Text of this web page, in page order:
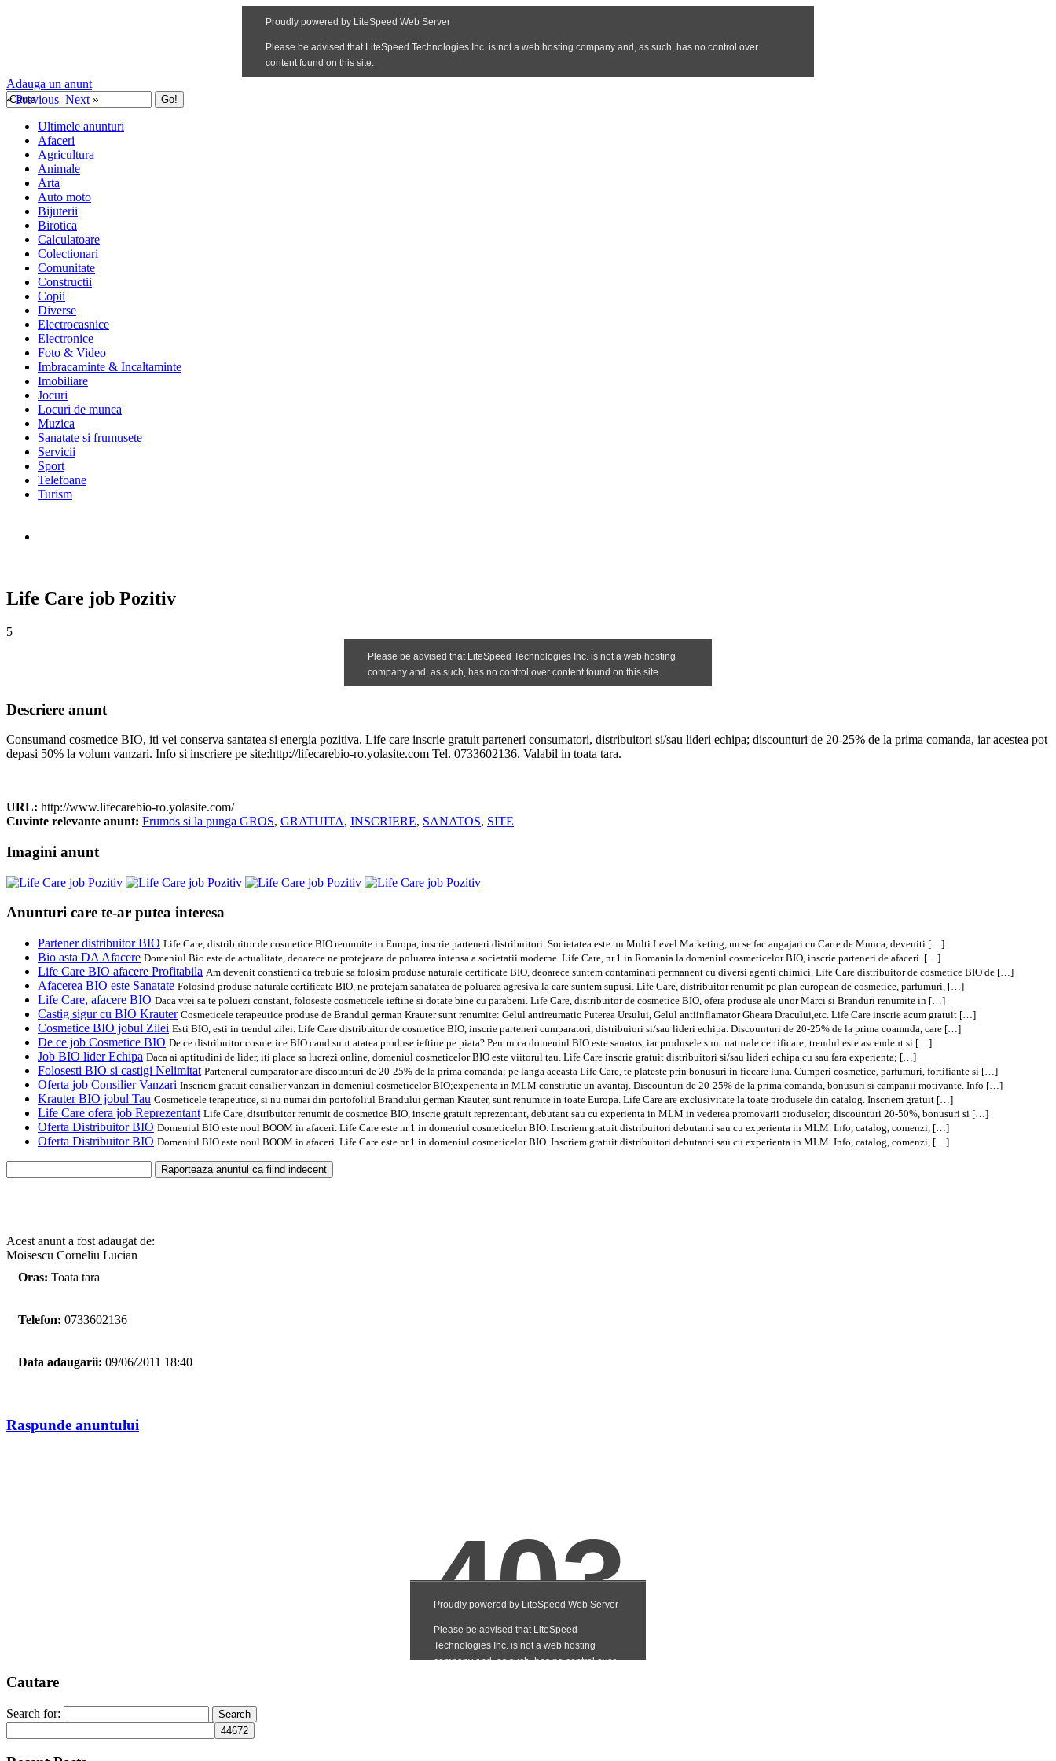
Adauga un anunt
«Previous Next »
Ultimele anunturi
Afaceri
Agricultura
Animale
Arta
Auto moto
Bijuterii
Birotica
Calculatoare
Colectionari
Comunitate
Constructii
Copii
Diverse
Electrocasnice
Electronice
Foto & Video
Imbracaminte & Incaltaminte
Imobiliare
Jocuri
Locuri de munca
Muzica
Sanatate si frumusete
Servicii
Sport
Telefoane
Turism
Life Care job Pozitiv
5
Descriere anunt
Consumand cosmetice BIO, iti vei conserva santatea si energia pozitiva. Life care inscrie gratuit parteneri consumatori, distribuitori si/sau lideri echipa; discounturi de 20-25% de la prima comanda, iar acestea pot
depasi 50% la volum vanzari. Info si inscriere pe site:http://lifecarebio-ro.yolasite.com Tel. 0733602136. Valabil in toata tara.
URL: http://www.lifecarebio-ro.yolasite.com/
Cuvinte relevante anunt: Frumos si la punga GROS, GRATUITA, INSCRIERE, SANATOS, SITE
Imagini anunt
Anunturi care te-ar putea interesa
Partener distribuitor BIO Life Care, distribuitor de cosmetice BIO renumite in Europa, inscrie parteneri distribuitori. Societatea este un Multi Level Marketing, nu se fac angajari cu Carte de Munca, deveniti […]
Bio asta DA Afacere Domeniul Bio este de actualitate, deoarece ne protejeaza de poluarea intensa a societatii moderne. Life Care, nr.1 in Romania la domeniul cosmeticelor BIO, inscrie parteneri de afaceri. […]
Life Care BIO afacere Profitabila Am devenit constienti ca trebuie sa folosim produse naturale certificate BIO, deoarece suntem contaminati permanent cu diversi agenti chimici. Life Care distribuitor de cosmetice BIO de […]
Afacerea BIO este Sanatate Folosind produse naturale certificate BIO, ne protejam sanatatea de poluarea agresiva la care suntem supusi. Life Care, distribuitor renumit pe plan european de cosmetice, parfumuri, […]
Life Care, afacere BIO Daca vrei sa te poluezi constant, foloseste cosmeticele ieftine si dotate bine cu parabeni. Life Care, distribuitor de cosmetice BIO, ofera produse ale unor Marci si Branduri renumite in […]
Castig sigur cu BIO Krauter Cosmeticele terapeutice produse de Brandul german Krauter sunt renumite: Gelul antireumatic Puterea Ursului, Gelul antiinflamator Gheara Dracului,etc. Life Care inscrie acum gratuit […]
Cosmetice BIO jobul Zilei Esti BIO, esti in trendul zilei. Life Care distribuitor de cosmetice BIO, inscrie parteneri cumparatori, distribuiori si/sau lideri echipa. Discounturi de 20-25% de la prima coamnda, care […]
De ce job Cosmetice BIO De ce distribuitor cosmetice BIO cand sunt atatea produse ieftine pe piata? Pentru ca domeniul BIO este sanatos, iar produsele sunt naturale certificate; trendul este ascendent si […]
Job BIO lider Echipa Daca ai aptitudini de lider, iti place sa lucrezi online, domeniul cosmeticelor BIO este viitorul tau. Life Care inscrie gratuit distribuitori si/sau lideri echipa cu sau fara experienta; […]
Folosesti BIO si castigi Nelimitat Partenerul cumparator are discounturi de 20-25% de la prima comanda; pe langa aceasta Life Care, te plateste prin bonusuri in fiecare luna. Cumperi cosmetice, parfumuri, fortifiante si […]
Oferta job Consilier Vanzari Inscriem gratuit consilier vanzari in domeniul cosmeticelor BIO;experienta in MLM constiutie un avantaj. Discounturi de 20-25% de la prima comanda, bonusuri si campanii motivante. Info […]
Krauter BIO jobul Tau Cosmeticele terapeutice, si nu numai din portofoliul Brandului german Krauter, sunt renumite in toate Europa. Life Care are exclusivitate la toate produsele din catalog. Inscriem gratuit […]
Life Care ofera job Reprezentant Life Care, distribuitor renumit de cosmetice BIO, inscrie gratuit reprezentant, debutant sau cu experienta in MLM in vederea promovarii produselor; discounturi 20-50%, bonusuri si […]
Oferta Distribuitor BIO Domeniul BIO este noul BOOM in afaceri. Life Care este nr.1 in domeniul cosmeticelor BIO. Inscriem gratuit distribuitori debutanti sau cu experienta in MLM. Info, catalog, comenzi, […]
Oferta Distribuitor BIO Domeniul BIO este noul BOOM in afaceri. Life Care este nr.1 in domeniul cosmeticelor BIO. Inscriem gratuit distribuitori debutanti sau cu experienta in MLM. Info, catalog, comenzi, […]
Acest anunt a fost adaugat de:
Moisescu Corneliu Lucian
Oras: Toata tara
Telefon: 0733602136
Data adaugarii: 09/06/2011 18:40
Raspunde anuntului
Cautare
Search for: